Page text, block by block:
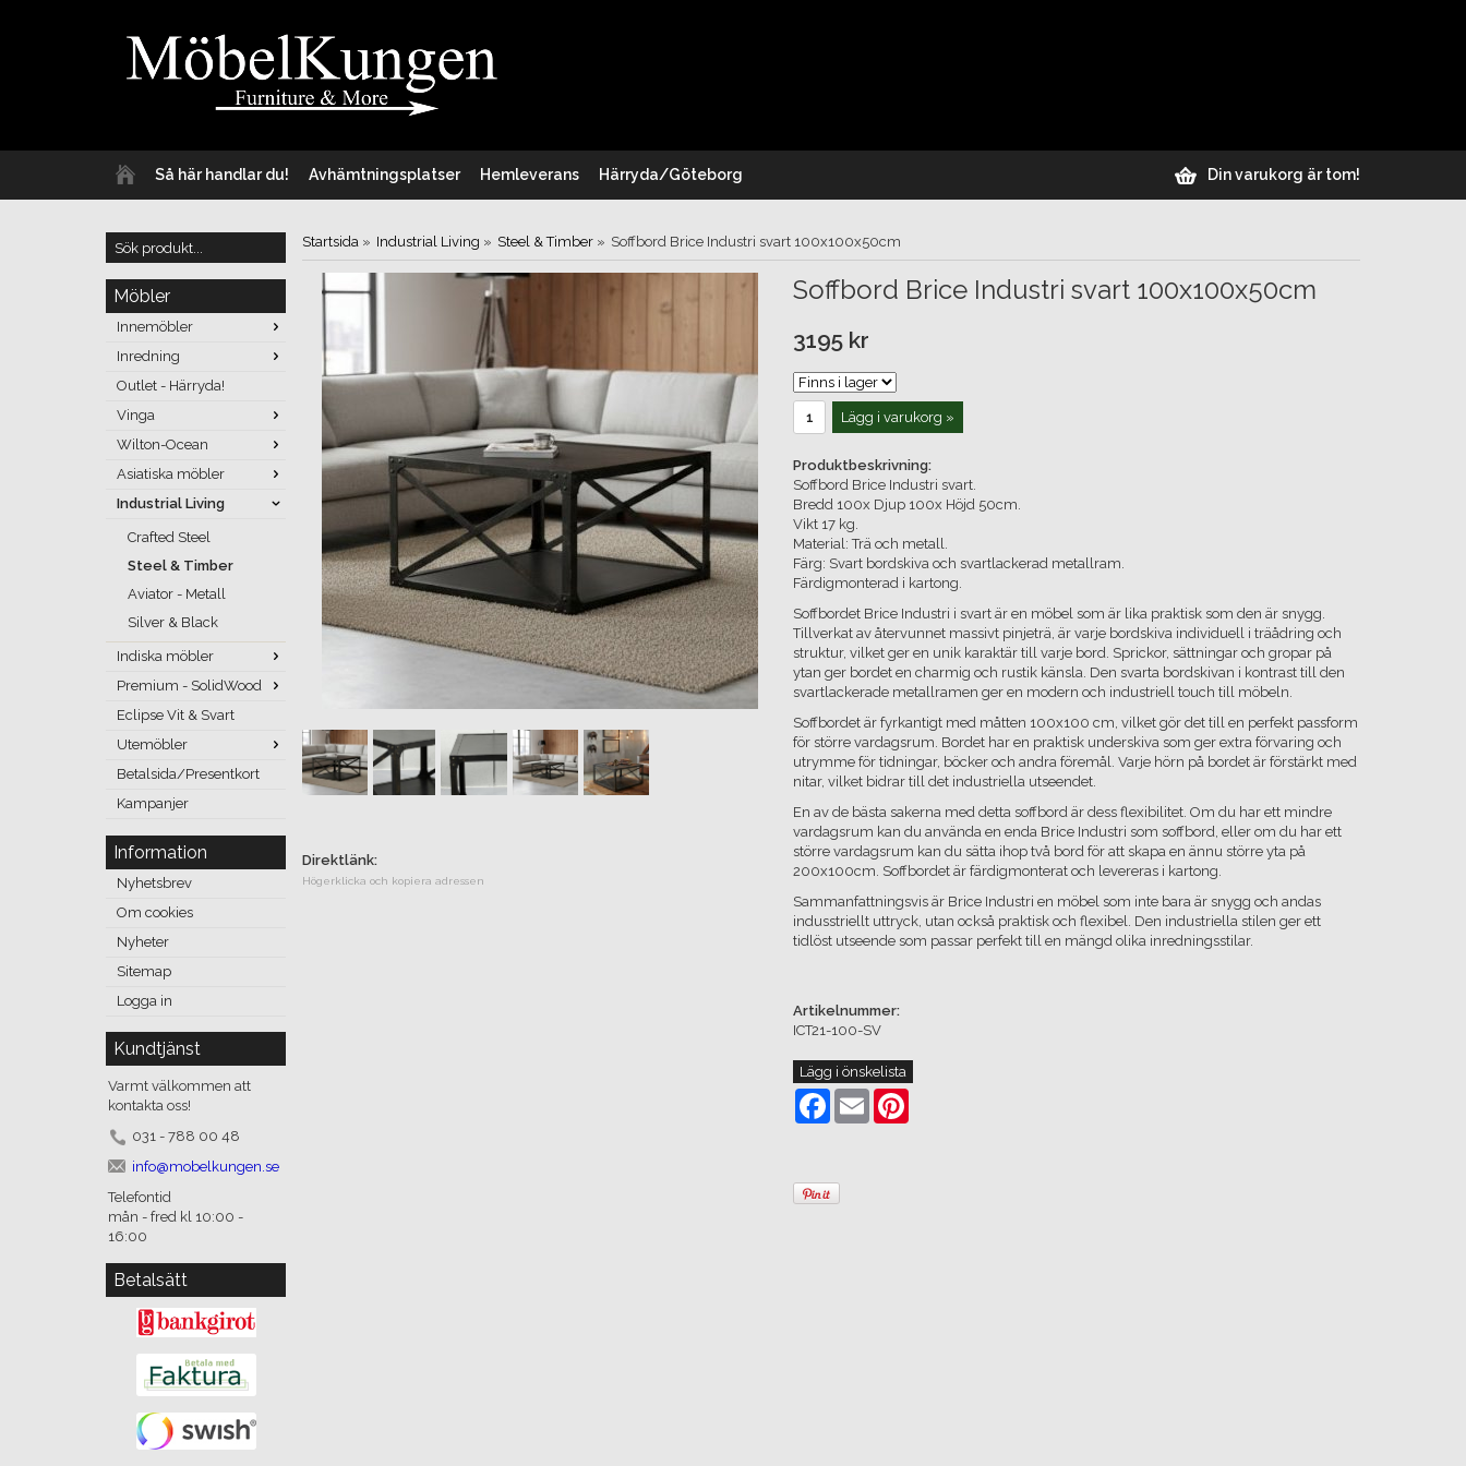
Så här handlar du! Avhämtningsplatser Hemleverans Härryda/Göteborg Din varukorg är tom!
Möbler
Innemöbler
Inredning
Outlet - Härryda!
Vinga
Wilton-Ocean
Asiatiska möbler
Industrial Living
Crafted Steel
Steel & Timber
Aviator - Metall
Silver & Black
Indiska möbler
Premium - SolidWood
Eclipse Vit & Svart
Utemöbler
Betalsida/Presentkort
Kampanjer
Information
Nyhetsbrev
Om cookies
Nyheter
Sitemap
Logga in
Kundtjänst
Varmt välkommen att
kontakta oss!
031 - 788 00 48
info@mobelkungen.se
Telefontid
mån - fred kl 10:00 -
16:00
Betalsätt
Startsida » Industrial Living » Steel & Timber » Soffbord Brice Industri svart 100x100x50cm
Direktlänk:
Högerklicka och kopiera adressen
Soffbord Brice Industri svart 100x100x50cm
3195 kr
Lägg i varukorg »
Produktbeskrivning:
Soffbord Brice Industri svart.
Bredd 100x Djup 100x Höjd 50cm.
Vikt 17 kg.
Material: Trä och metall.
Färg: Svart bordskiva och svartlackerad metallram.
Färdigmonterad i kartong.
Soffbordet Brice Industri i svart är en möbel som är lika praktisk som den är snygg.
Tillverkat av återvunnet massivt pinjeträ, är varje bordskiva individuell i träådring och
struktur, vilket ger en unik karaktär till varje bord. Sprickor, sättningar och gropar på
ytan ger bordet en charmig och rustik känsla. Den svarta bordskivan i kontrast till den
svartlackerade metallramen ger en modern och industriell touch till möbeln.
Soffbordet är fyrkantigt med måtten 100x100 cm, vilket gör det till en perfekt passform
för större vardagsrum. Bordet har en praktisk underskiva som ger extra förvaring och
utrymme för tidningar, böcker och andra föremål. Varje hörn på bordet är förstärkt med
nitar, vilket bidrar till det industriella utseendet.
En av de bästa sakerna med detta soffbord är dess flexibilitet. Om du har ett mindre
vardagsrum kan du använda en enda Brice Industri som soffbord, eller om du har ett
större vardagsrum kan du sätta ihop två bord för att skapa en ännu större yta på
200x100cm. Soffbordet är färdigmonterat och levereras i kartong.
Sammanfattningsvis är Brice Industri en möbel som inte bara är snygg och andas
indusstriellt uttryck, utan också praktisk och flexibel. Den industriella stilen ger ett
tidlöst utseende som passar perfekt till en mängd olika inredningsstilar.
Artikelnummer:
ICT21-100-SV
Lägg i önskelista
Facebook
Email